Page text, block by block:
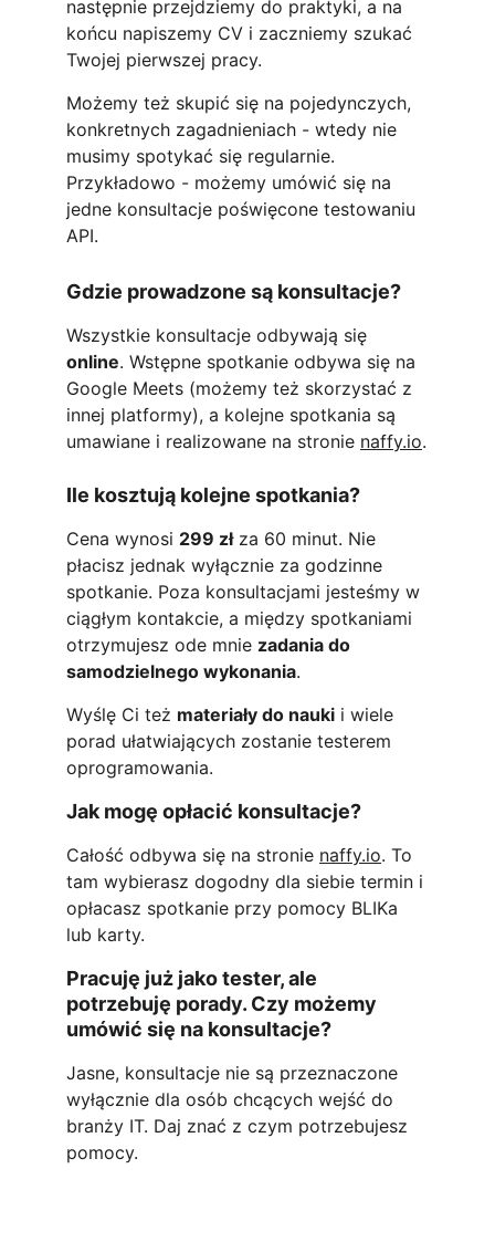
następnie przejdziemy do praktyki, a na
końcu napiszemy CV i zaczniemy szukać
Twojej pierwszej pracy.
Możemy też skupić się na pojedynczych,
konkretnych zagadnieniach - wtedy nie
musimy spotykać się regularnie.
Przykładowo - możemy umówić się na
jedne konsultacje poświęcone testowaniu
API.
Gdzie prowadzone są konsultacje?
Wszystkie konsultacje odbywają się
online. Wstępne spotkanie odbywa się na
Google Meets (możemy też skorzystać z
innej platformy), a kolejne spotkania są
umawiane i realizowane na stronie naffy.io.
Ile kosztują kolejne spotkania?
Cena wynosi 299 zł za 60 minut. Nie
płacisz jednak wyłącznie za godzinne
spotkanie. Poza konsultacjami jesteśmy w
ciągłym kontakcie, a między spotkaniami
otrzymujesz ode mnie zadania do
samodzielnego wykonania.
Wyślę Ci też materiały do nauki i wiele
porad ułatwiających zostanie testerem
oprogramowania.
Jak mogę opłacić konsultacje?
Całość odbywa się na stronie naffy.io. To
tam wybierasz dogodny dla siebie termin i
opłacasz spotkanie przy pomocy BLIKa
lub karty.
Pracuję już jako tester, ale
potrzebuję porady. Czy możemy
umówić się na konsultacje?
Jasne, konsultacje nie są przeznaczone
wyłącznie dla osób chcących wejść do
branży IT. Daj znać z czym potrzebujesz
pomocy.